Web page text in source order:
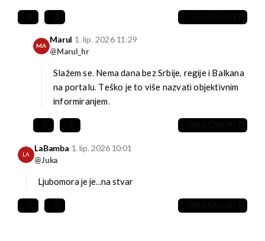
MA
Marul
@Marul_hr
1. lip. 2026 11:29
Slažem se. Nema dana bez Srbije, regije i Balkana
na portalu. Teško je to više nazvati objektivnim
informiranjem.
LA
LaBamba
@Juka
1. lip. 2026 10:01
Ljubomora je je...na stvar